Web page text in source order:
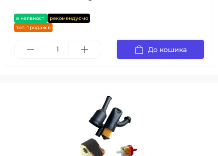
в наявності
рекомендуємо
топ продажів
До кошика